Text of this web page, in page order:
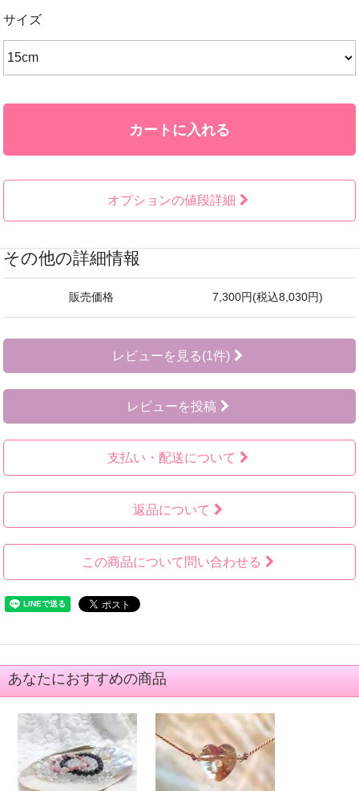
サイズ
カートに入れる
オプションの値段詳細
その他の詳細情報
販売価格 7,300円(税込8,030円)
レビューを見る(1件)
レビューを投稿
支払い・配送について
返品について
この商品について問い合わせる
あなたにおすすめの商品